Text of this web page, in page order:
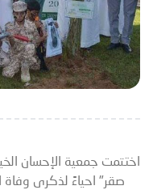
اختتمت جمعية الإحسان
صقر" احياءً لذكرى وفاة